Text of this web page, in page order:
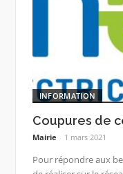
INFORMATION
Coupures de
Mairie 1 mars 2021
Pour répondre aux